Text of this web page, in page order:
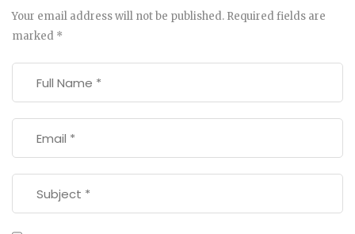
Your email address will not be published. Required fields are
marked *